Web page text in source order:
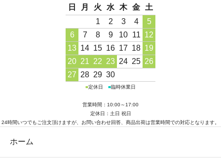
日
月 火 水 木 金
土
1
2 3 4
5
6
7 8 9 10 11 12
13 14 15 16 17 18 19
20 21 22 23 24 25 26
27 28 29 30
■定休日 ■臨時休業日
営業時間：10:00～17:00
定休日：土日 祝日
24時間いつでもご注文頂けますが、お問い合わせ回答、商品出荷は営業時間での対応となります。
ホーム